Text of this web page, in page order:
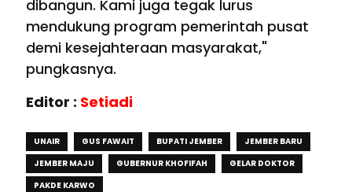
dibangun. Kami juga tegak lurus
mendukung program pemerintah pusat
demi kesejahteraan masyarakat,"
pungkasnya.
Editor : Setiadi
UNAIR GUS FAWAIT BUPATI JEMBER
JEMBER BARU
JEMBER MAJU
GUBERNUR KHOFIFAH
GELAR DOKTOR
PAKDE KARWO